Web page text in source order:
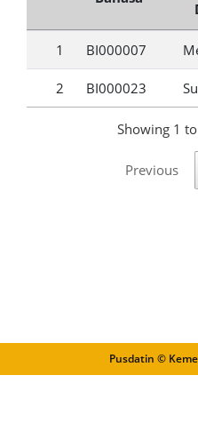
1 BI000007
2 BI000023
Showing 1
Previous
Pusdatin ©